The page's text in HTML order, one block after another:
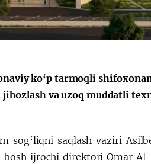
ko‘p tarmoqli
va uzoq muddatli
sog‘liqni saqlash vaziri
ijrochi direktori Omar